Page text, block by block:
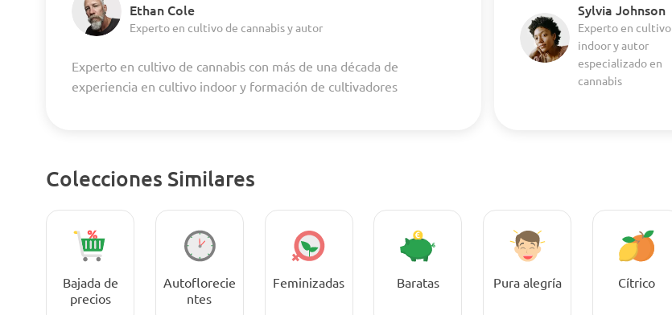
Ethan Cole
Experto en cultivo de cannabis y autor
Experto en cultivo de cannabis con más de una década de
experiencia en cultivo indoor y formación de cultivadores
Sylvia Johnson
Experto en cultivo
indoor y autor
especializado en
cannabis
Colecciones Similares
Bajada de
precios
Autoflorecie
ntes
Feminizadas Baratas Pura alegría Cítrico